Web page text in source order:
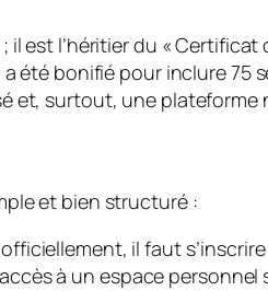
il est l’héritier du «
été bonifié pour inclure 75
et, surtout, une
et bien structuré :
il faut
à un espace